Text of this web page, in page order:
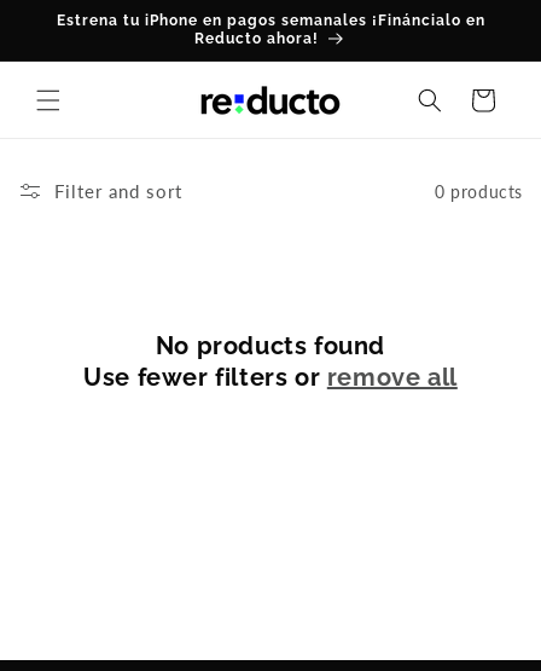
Skip to
Estrena tu iPhone en pagos semanales ¡Fináncialo en
Reducto ahora!
Cart
Filter and sort 0 products
No products found
Use fewer filters or remove all